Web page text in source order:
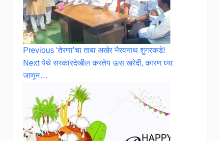
Previous ‘तेरणा’चा ताबा अखेर भैरवनाथ शुगरकडे!
Nextयेथे सरकारदेखील करतेय ऊस खरेदी, कारण घ्या
जाणून…